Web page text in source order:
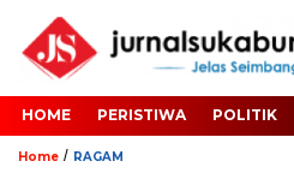
HOME PERISTIWA POLITIK
Home / RAGAM